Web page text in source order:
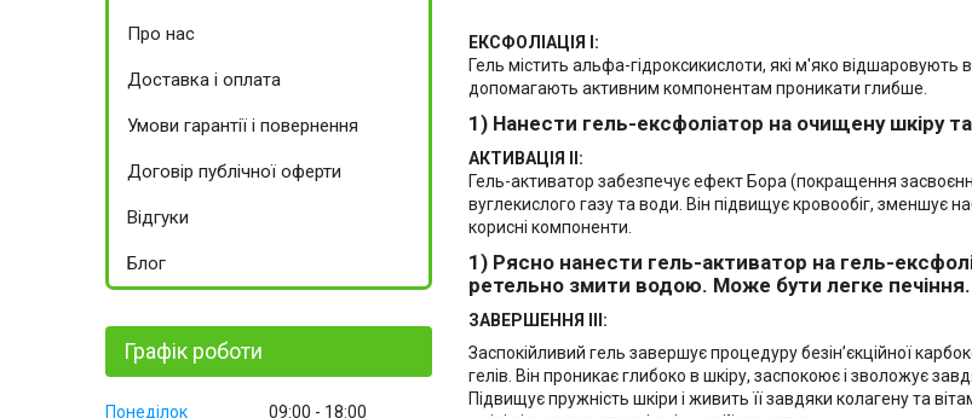
ЕКСФОЛІАЦІЯ I:
Гель містить альфа-гідроксикислоти, які м'яко відшаровують
допомагають активним компонентам проникати глибше.
1) Нанести гель-ексфоліатор на очищену шкіру
АКТИВАЦІЯ ІІ:
Гель-активатор забезпечує ефект Бора (покращення
вуглекислого газу та води. Він підвищує кровообіг, зменшує
корисні компоненти.
1) Рясно нанести гель-активатор на гель-
ретельно змити водою. Може бути легке печіння.
ЗАВЕРШЕННЯ ІІІ:
Заспокійливий гель завершує процедуру безінʼєкційної
гелів. Він проникає глибоко в шкіру, заспокоює і зволожує
Підвищує пружність шкіри і живить її завдяки колагену та
Про нас
Доставка і оплата
Умови гарантії і повернення
Договір публічної оферти
Відгуки
Блог
Графік роботи
Понеділок 09:00
18:00